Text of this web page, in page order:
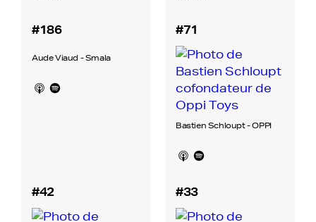
#186
Aude Viaud - Smala
#71
Bastien Schloupt - OPPI
#42 #33